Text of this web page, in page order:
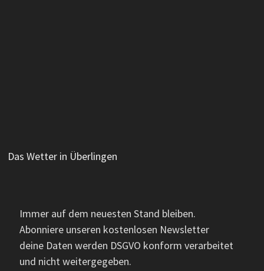
Das Wetter in Überlingen
Immer auf dem neuesten Stand bleiben.
Abonniere unseren kostenlosen Newsletter
deine Daten werden DSGVO konform verarbeitet
und nicht weitergegeben.